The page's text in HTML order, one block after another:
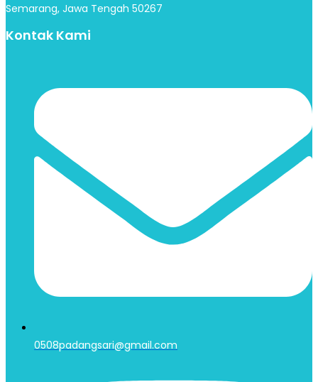
Semarang, Jawa Tengah 50267
Kontak Kami
0508padangsari@gmail.com